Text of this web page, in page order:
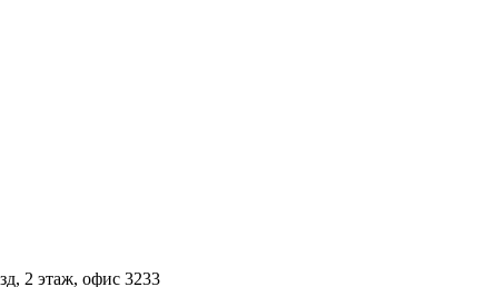
2 этаж, офис 3233